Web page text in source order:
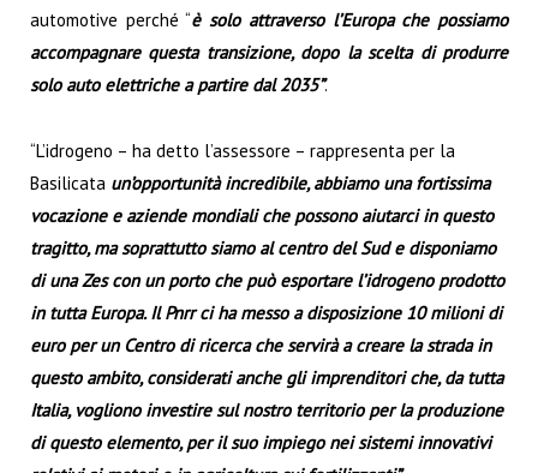
automotive perché “è solo attraverso l’Europa che possiamo
accompagnare questa transizione, dopo la scelta di produrre
solo auto elettriche a partire dal 2035”.
“L’idrogeno – ha detto l’assessore – rappresenta per la
Basilicata un’opportunità incredibile, abbiamo una fortissima
vocazione e aziende mondiali che possono aiutarci in questo
tragitto, ma soprattutto siamo al centro del Sud e disponiamo
di una Zes con un porto che può esportare l’idrogeno prodotto
in tutta Europa. Il Pnrr ci ha messo a disposizione 10 milioni di
euro per un Centro di ricerca che servirà a creare la strada in
questo ambito, considerati anche gli imprenditori che, da tutta
Italia, vogliono investire sul nostro territorio per la produzione
di questo elemento, per il suo impiego nei sistemi innovativi